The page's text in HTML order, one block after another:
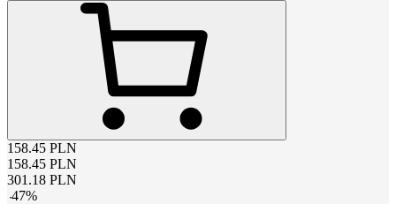
158.45 PLN
158.45 PLN
301.18 PLN
-47%